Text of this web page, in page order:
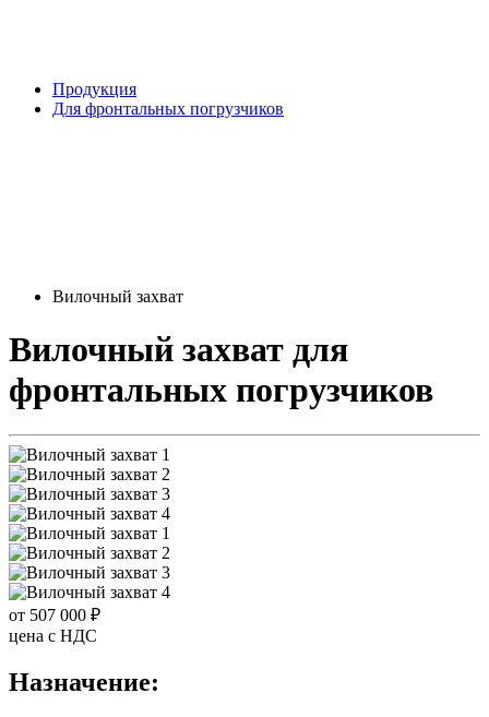
Продукция
Для фронтальных погрузчиков
Вилочный захват
Вилочный захват для
фронтальных погрузчиков
от 507 000 ₽
цена c НДС
Назначение: